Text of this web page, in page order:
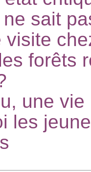
sait
visite
forêts
une
les